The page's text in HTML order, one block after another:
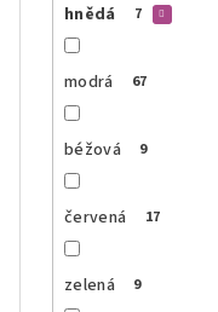
hnědá 7
modrá 67
béžová 9
červená 17
zelená 9